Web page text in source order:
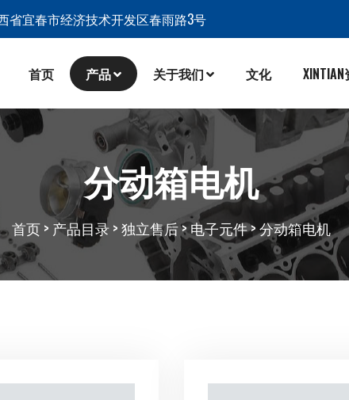
省宜春市经济技术开发区春雨路3号
首页 产品 关于我们 文化
分动箱电机
首页> 产品目录>独立售后>电子元件>分动箱电机